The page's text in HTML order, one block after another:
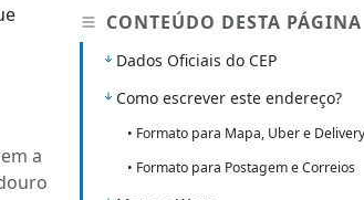
a
CONTEÚDO DESTA PÁGINA
Dados Oficiais do CEP
Como escrever este endereço?
• Formato para Mapa, Uber e Delivery
• Formato para Postagem e Correios